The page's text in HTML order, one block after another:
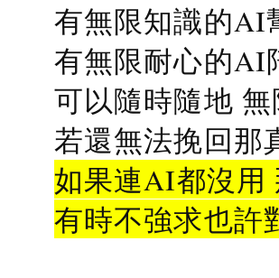
有無限知識的AI
有無限耐心的AI
可以隨時隨地 無
若還無法挽回那
如果連AI都沒用
有時不強求也許